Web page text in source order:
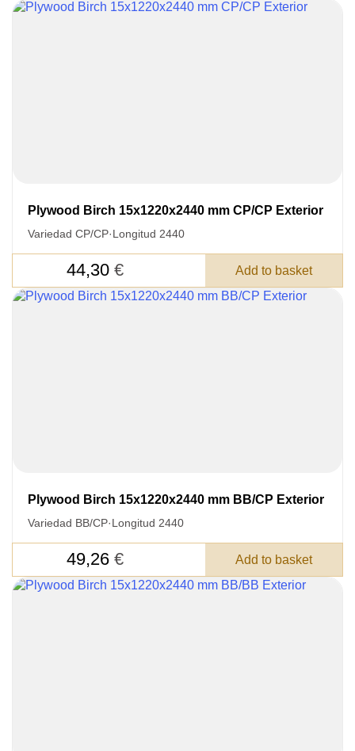
Plywood Birch 15x1220x2440 mm CP/CP Exterior
Variedad CP/CP·Longitud 2440
44,30 € Add to basket
Plywood Birch 15x1220x2440 mm BB/CP Exterior
Variedad BB/CP·Longitud 2440
49,26 € Add to basket